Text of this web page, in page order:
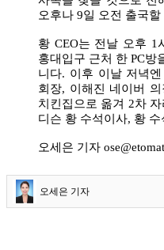
오후나 9일 오전 출국
황 CEO는 전날 오후 1
홍대입구 근처 한 PC방
니다. 이후 이날 저녁
회장, 이해진 네이버
치킨집으로 옮겨 2차
디슨 황 수석이사, 황
오세은 기자
오세은 기자